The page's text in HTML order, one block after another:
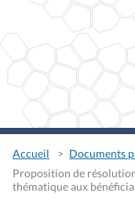
Accueil
Documents
Proposition de
thématique aux